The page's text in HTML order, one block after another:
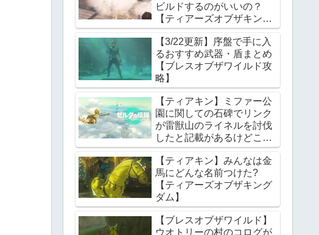
ビルドするのがいいの？
【ティアーズオブザキング
ダム】
【3/22更新】序盤で手に入
るおすすめ武器・盾まとめ
【ブレスオブザワイルド攻
略】
【ティアキン】ミファー公
園に関しての石碑でリンク
が雷獣山のライネルを討伐
したと記載があるけどこれ
っていつの話?【ティアー
ズオブザキングダム】
【ティアキン】みんなは金
馬にどんな名前つけた?
【ティアーズオブザキング
ダム】
【ブレスオブザワイルド】
ウオトリーの村のコログが